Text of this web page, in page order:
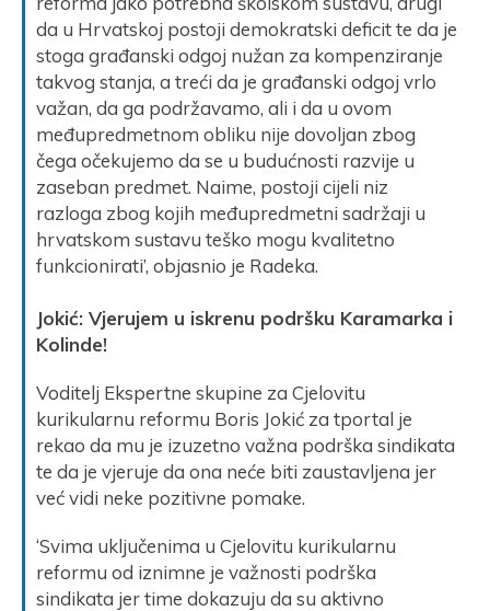
da u Hrvatskoj postoji demokratski deficit te da je
stoga građanski odgoj nužan za kompenziranje
takvog stanja, a treći da je građanski odgoj vrlo
važan, da ga podržavamo, ali i da u ovom
međupredmetnom obliku nije dovoljan zbog
čega očekujemo da se u budućnosti razvije u
zaseban predmet. Naime, postoji cijeli niz
razloga zbog kojih međupredmetni sadržaji u
hrvatskom sustavu teško mogu kvalitetno
funkcionirati’, objasnio je Radeka.
Jokić: Vjerujem u iskrenu podršku Karamarka i
Kolinde!
Voditelj Ekspertne skupine za Cjelovitu
kurikularnu reformu Boris Jokić za tportal je
rekao da mu je izuzetno važna podrška sindikata
te da je vjeruje da ona neće biti zaustavljena jer
već vidi neke pozitivne pomake.
‘Svima uključenima u Cjelovitu kurikularnu
reformu od iznimne je važnosti podrška
sindikata jer time dokazuju da su aktivno